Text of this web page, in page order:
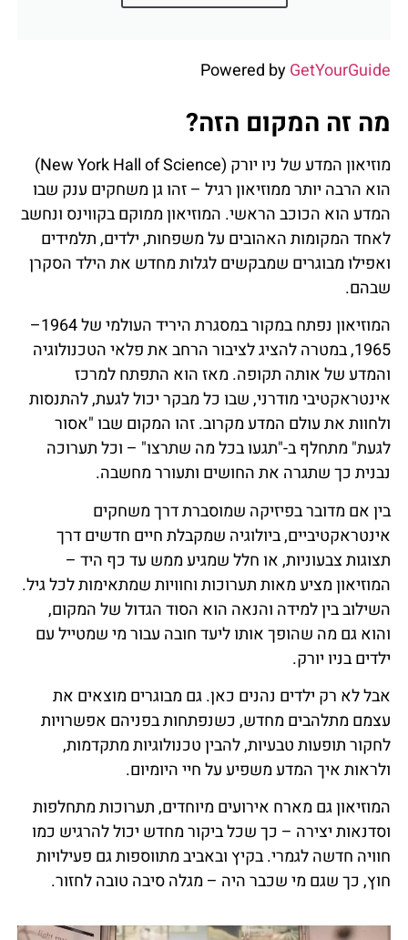
Powered byGetYourGuide
מה זה המקום הזה?
מוזיאון המדע של ניו יורק (New York Hall of Science)
הוא הרבה יותר ממוזיאון רגיל – זהו גן משחקים ענק שבו
המדע הוא הכוכב הראשי. המוזיאון ממוקם בקווינס ונחשב
לאחד המקומות האהובים על משפחות, ילדים, תלמידים
ואפילו מבוגרים שמבקשים לגלות מחדש את הילד הסקרן
שבהם.
המוזיאון נפתח במקור במסגרת היריד העולמי של 1964–
1965, במטרה להציג לציבור הרחב את פלאי הטכנולוגיה
והמדע של אותה תקופה. מאז הוא התפתח למרכז
אינטראקטיבי מודרני, שבו כל מבקר יכול לגעת, להתנסות
ולחוות את עולם המדע מקרוב. זהו המקום שבו "אסור
לגעת" מתחלף ב-"תגעו בכל מה שתרצו" – וכל תערוכה
נבנית כך שתגרה את החושים ותעורר מחשבה.
בין אם מדובר בפיזיקה שמוסברת דרך משחקים
אינטראקטיביים, ביולוגיה שמקבלת חיים חדשים דרך
תצוגות צבעוניות, או חלל שמגיע ממש עד כף היד –
המוזיאון מציע מאות תערוכות וחוויות שמתאימות לכל גיל.
השילוב בין למידה והנאה הוא הסוד הגדול של המקום,
והוא גם מה שהופך אותו ליעד חובה עבור מי שמטייל עם
ילדים בניו יורק.
אבל לא רק ילדים נהנים כאן. גם מבוגרים מוצאים את
עצמם מתלהבים מחדש, כשנפתחות בפניהם אפשרויות
לחקור תופעות טבעיות, להבין טכנולוגיות מתקדמות,
ולראות איך המדע משפיע על חיי היומיום.
המוזיאון גם מארח אירועים מיוחדים, תערוכות מתחלפות
וסדנאות יצירה – כך שכל ביקור מחדש יכול להרגיש כמו
חוויה חדשה לגמרי. בקיץ ובאביב מתווספות גם פעילויות
חוץ, כך שגם מי שכבר היה – מגלה סיבה טובה לחזור.